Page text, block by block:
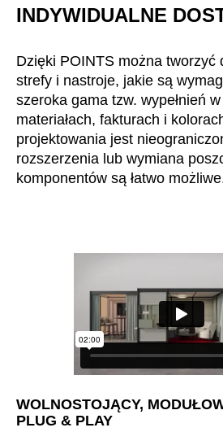
Reszta świata()
Rumunia (RO)
Senegal (SN)
Serbia(RS)
Singapur(SG)
Szwajcaria(CH)
Szwecja(SE)
Tajlandia(TH)
(TZ)
(TN)
Ukraina(UA)
Wielka Brytania(GB)
Wybrzeże Kości Słoniowej
Węgry(HU)
INDYWIDUALNE
Dzięki POINTS można tworzyć
strefy i nastroje, jakie są
szeroka gama tzw. wypełnień
materiałach, fakturach i
projektowania jest
rozszerzenia lub wymiana
komponentów są łatwo
WOLNOSTOJĄCY,
PLUG & PLAY